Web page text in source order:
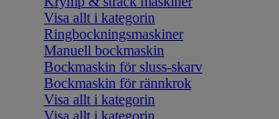
Visa allt i kategorin
Ringbockningsmaskiner
Manuell bockmaskin
Bockmaskin för sluss-skarv
Bockmaskin för rännkrok
Visa allt i kategorin
Visa allt i kategorin